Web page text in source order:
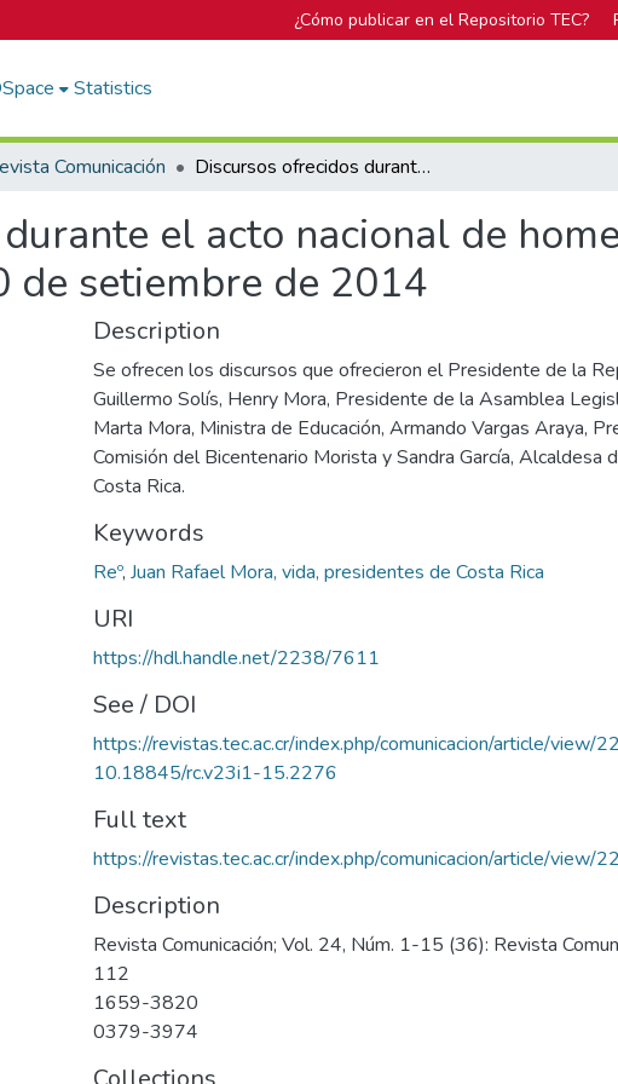
¿Cómo publicar en el Repositorio TEC?
Statistics
Comunicación Discursos ofrecidos durante el acto nacional de homenaje al Libertador y Héroe Nacional 30 de setiembre de 2014
el acto nacional de
de setiembre de 2014
Description
Se ofrecen los discursos que ofrecieron el Presidente de la
Guillermo Solís, Henry Mora, Presidente de la Asamblea
Marta Mora, Ministra de Educación, Armando Vargas Araya,
Comisión del Bicentenario Morista y Sandra García, Alcaldesa
Costa Rica.
Keywords
Reº, Juan Rafael Mora, vida, presidentes de Costa Rica
URI
https://hdl.handle.net/2238/7611
See / DOI
https://revistas.tec.ac.cr/index.php/comunicacion/article/view/
10.18845/rc.v23i1-15.2276
Full text
https://revistas.tec.ac.cr/index.php/comunicacion/article/view/
Description
Revista Comunicación; Vol. 24, Núm. 1-15 (36): Revista
112
1659-3820
0379-3974